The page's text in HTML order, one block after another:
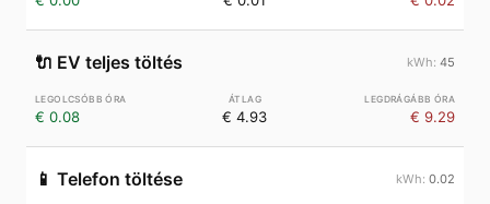
🔌 EV teljes töltés 45
€ 0.08 € 4.93 € 9.29
📱 Telefon töltése 0.02